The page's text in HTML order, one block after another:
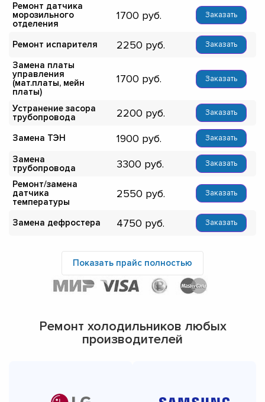
Ремонт датчика
морозильного
отделения
1700 Заказать
Ремонт испарителя 2250 Заказать
Замена платы
управления
(мат.платы, мейн
платы)
1700 Заказать
Устранение засора
трубопровода
2200 Заказать
Замена ТЭН 1900 Заказать
Замена
трубопровода
3300 Заказать
Ремонт/замена
датчика
температуры
2550 Заказать
Замена дефростера 4750 Заказать
Показать прайс полностью
Ремонт холодильников любых
производителей